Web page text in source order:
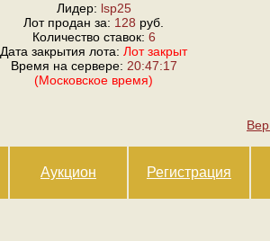
Лидер: lsp25
Лот продан за: 128 руб.
Количество ставок: 6
Дата закрытия лота: Лот закрыт
Время на сервере: 20:47:17
(Московское время)
Аукцион Регистрация